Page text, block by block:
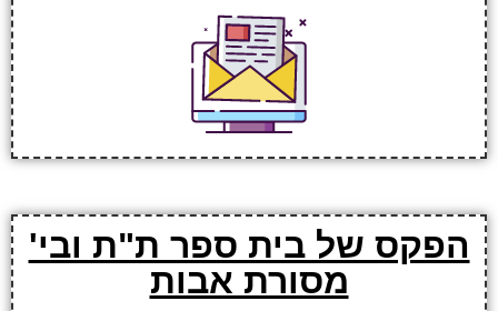
הפקס של בית ספר ת"ת ובי'
מסורת אבות